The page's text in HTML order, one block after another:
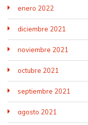
enero 2022
diciembre 2021
noviembre 2021
octubre 2021
septiembre 2021
agosto 2021